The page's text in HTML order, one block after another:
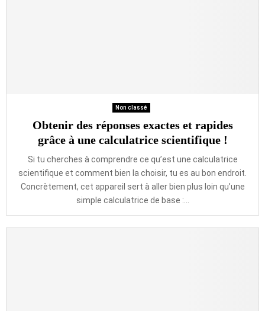
Non classé
Obtenir des réponses exactes et rapides
grâce à une calculatrice scientifique !
Si tu cherches à comprendre ce qu’est une calculatrice
scientifique et comment bien la choisir, tu es au bon endroit.
Concrètement, cet appareil sert à aller bien plus loin qu’une
simple calculatrice de base :...